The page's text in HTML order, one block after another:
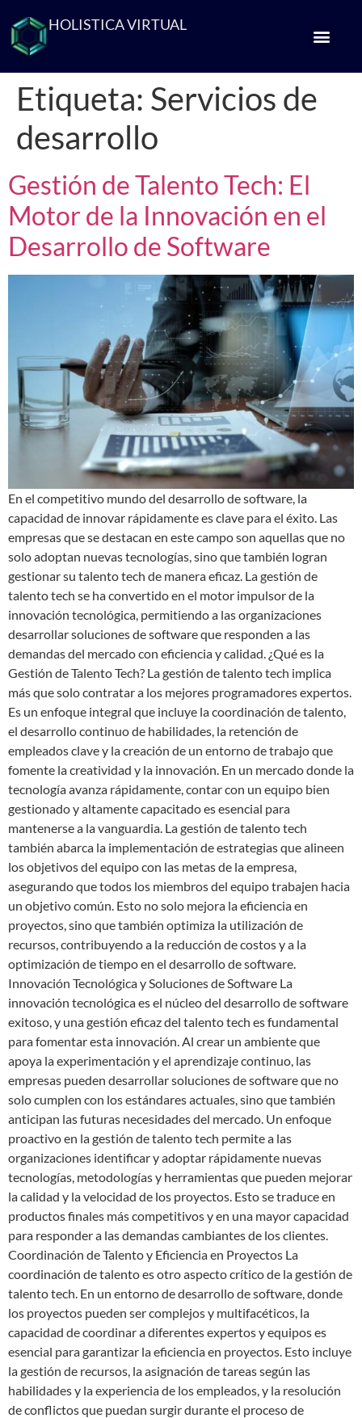
HOLISTICA VIRTUAL
Etiqueta: Servicios de
desarrollo
Gestión de Talento Tech: El
Motor de la Innovación en el
Desarrollo de Software
En el competitivo mundo del desarrollo de software, la
capacidad de innovar rápidamente es clave para el éxito. Las
empresas que se destacan en este campo son aquellas que no
solo adoptan nuevas tecnologías, sino que también logran
gestionar su talento tech de manera eficaz. La gestión de
talento tech se ha convertido en el motor impulsor de la
innovación tecnológica, permitiendo a las organizaciones
desarrollar soluciones de software que responden a las
demandas del mercado con eficiencia y calidad. ¿Qué es la
Gestión de Talento Tech? La gestión de talento tech implica
más que solo contratar a los mejores programadores expertos.
Es un enfoque integral que incluye la coordinación de talento,
el desarrollo continuo de habilidades, la retención de
empleados clave y la creación de un entorno de trabajo que
fomente la creatividad y la innovación. En un mercado donde la
tecnología avanza rápidamente, contar con un equipo bien
gestionado y altamente capacitado es esencial para
mantenerse a la vanguardia. La gestión de talento tech
también abarca la implementación de estrategias que alineen
los objetivos del equipo con las metas de la empresa,
asegurando que todos los miembros del equipo trabajen hacia
un objetivo común. Esto no solo mejora la eficiencia en
proyectos, sino que también optimiza la utilización de
recursos, contribuyendo a la reducción de costos y a la
optimización de tiempo en el desarrollo de software.
Innovación Tecnológica y Soluciones de Software La
innovación tecnológica es el núcleo del desarrollo de software
exitoso, y una gestión eficaz del talento tech es fundamental
para fomentar esta innovación. Al crear un ambiente que
apoya la experimentación y el aprendizaje continuo, las
empresas pueden desarrollar soluciones de software que no
solo cumplen con los estándares actuales, sino que también
anticipan las futuras necesidades del mercado. Un enfoque
proactivo en la gestión de talento tech permite a las
organizaciones identificar y adoptar rápidamente nuevas
tecnologías, metodologías y herramientas que pueden mejorar
la calidad y la velocidad de los proyectos. Esto se traduce en
productos finales más competitivos y en una mayor capacidad
para responder a las demandas cambiantes de los clientes.
Coordinación de Talento y Eficiencia en Proyectos La
coordinación de talento es otro aspecto crítico de la gestión de
talento tech. En un entorno de desarrollo de software, donde
los proyectos pueden ser complejos y multifacéticos, la
capacidad de coordinar a diferentes expertos y equipos es
esencial para garantizar la eficiencia en proyectos. Esto incluye
la gestión de recursos, la asignación de tareas según las
habilidades y la experiencia de los empleados, y la resolución
de conflictos que puedan surgir durante el proceso de